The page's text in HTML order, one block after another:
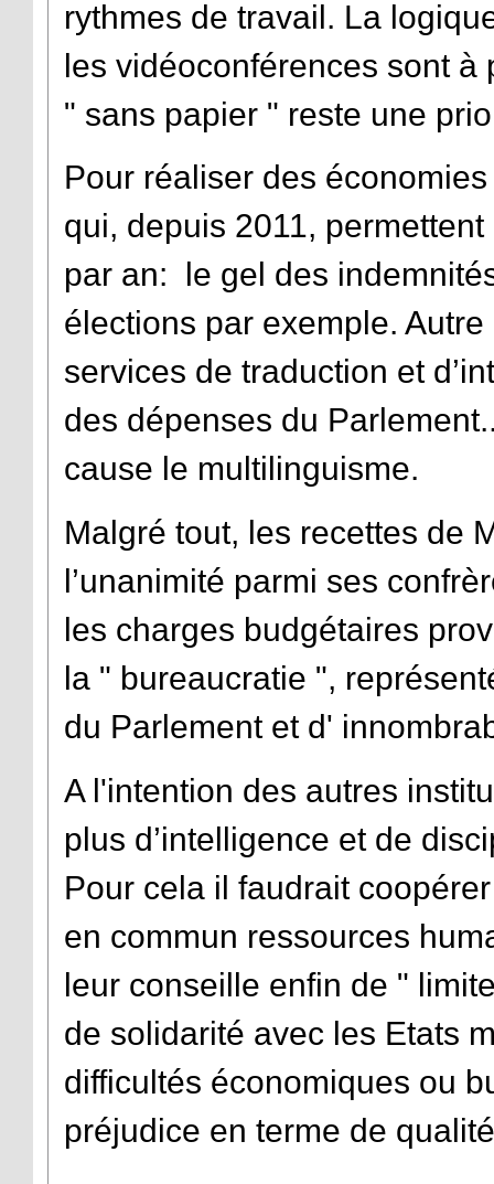
rythmes de travail. La
les vidéoconférences sont à
" sans papier " reste une
Pour réaliser des
qui, depuis 2011, permettent
par an: le gel des
élections par exemple.
services de traduction et
des dépenses du
cause le multilinguisme.
Malgré tout, les recettes de
l’unanimité parmi ses
les charges budgétaires
la " bureaucratie ",
du Parlement et d'
A l'intention des autres
plus d’intelligence et de
Pour cela il faudrait
en commun ressources
leur conseille enfin de "
de solidarité avec les Etats
difficultés économiques ou
préjudice en terme de